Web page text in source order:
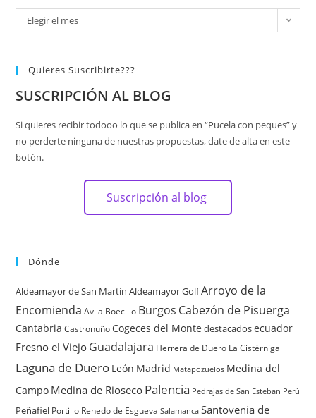
Elegir el mes
Quieres Suscribirte???
SUSCRIPCIÓN AL BLOG
Si quieres recibir todooo lo que se publica en “Pucela con peques” y
no perderte ninguna de nuestras propuestas, date de alta en este
botón.
Suscripción al blog
Dónde
Aldeamayor de San Martín Aldeamayor GolfArroyo de la
Encomienda Avila Boecillo Burgos Cabezón de Pisuerga
Cantabria Castronuño Cogeces del Monte destacadosecuador
Fresno el Viejo Guadalajara Herrera de Duero La Cistérniga
Laguna de Duero León Madrid Matapozuelos Medina del
Campo Medina de Rioseco Palencia Pedrajas de San Esteban Perú
Peñafiel Portillo Renedo de Esgueva Salamanca Santovenia de